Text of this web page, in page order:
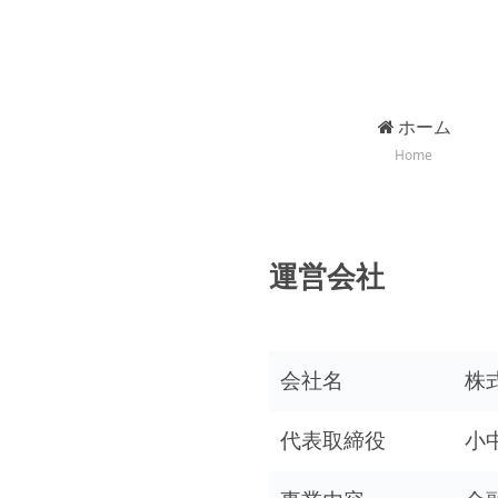
ホーム
Home
運営会社
会社名 株
代表取締役 小